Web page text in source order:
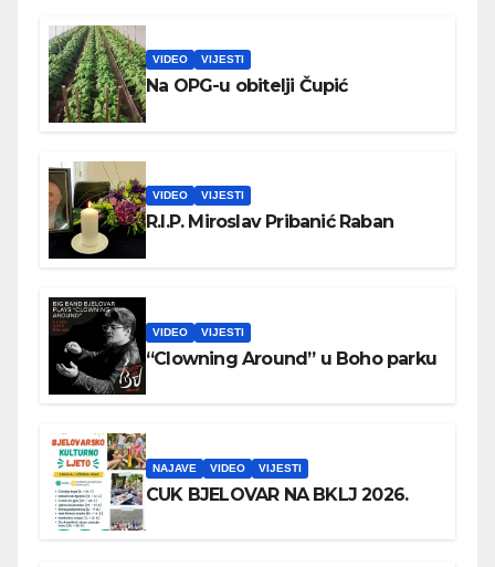
VIDEO VIJESTI
Na OPG-u obitelji Čupić
VIDEO VIJESTI
R.I.P. Miroslav Pribanić Raban
VIDEO VIJESTI
“Clowning Around” u Boho parku
NAJAVE VIDEO VIJESTI
CUK BJELOVAR NA BKLJ 2026.